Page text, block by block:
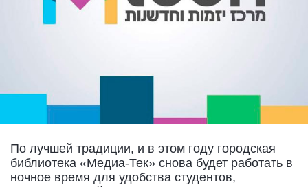
По лучшей традиции, и в этом году городская
библиотека «Медиа-Тек» снова будет работать в
ночное время для удобства студентов,